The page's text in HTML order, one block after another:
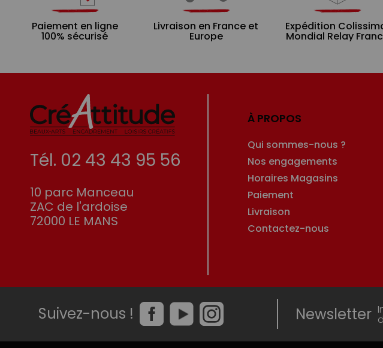
Paiement en ligne
100% sécurisé
Livraison en France et
Europe
Expédition
Mondial Relay
Tél. 02 43 43 95 56
10 parc Manceau
ZAC de l'ardoise
72000 LE MANS
À PROPOS
Qui sommes-nous ?
Nos engagements
Horaires Magasins
Paiement
Livraison
Contactez-nous
Suivez-nous ! Newsletter